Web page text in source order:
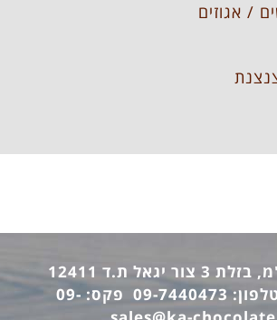
/ אגוזים
ק.א שוקולד בע"מ, בזלת 3 צור יגאל ת.ד 12411
מיקוד: 44862, טלפון: 09-7440473 פקס: 09-